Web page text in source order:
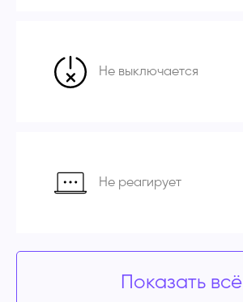
Не выключается
Не реагирует
Показать всё